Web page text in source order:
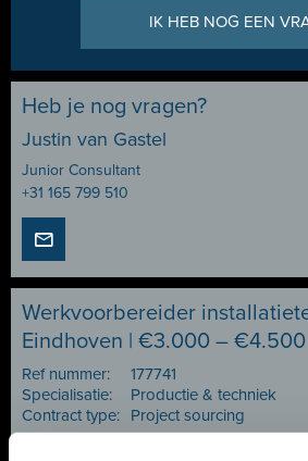
IK HEB NOG EEN
Heb je nog vragen?
Justin van Gastel
Junior Consultant
+31 165 799 510
Werkvoorbereider
Eindhoven | €3.000 – €4.500
Ref nummer:
177741
Specialisatie:
Productie & techniek
Contract type:
Project sourcing